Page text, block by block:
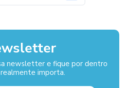
newsletter e fique por dentro
importa.